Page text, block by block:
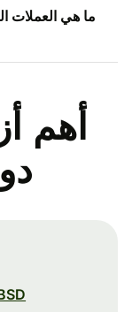
ما هي العملات
أهم
BSD إلى USD